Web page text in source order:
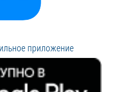
приложение